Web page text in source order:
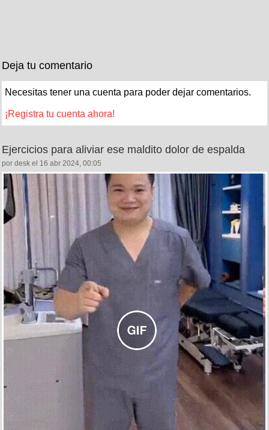
Deja tu comentario
Necesitas tener una cuenta para poder dejar comentarios.
¡Registra tu cuenta ahora!
Ejercicios para aliviar ese maldito dolor de espalda
por desk el 16 abr 2024, 00:05